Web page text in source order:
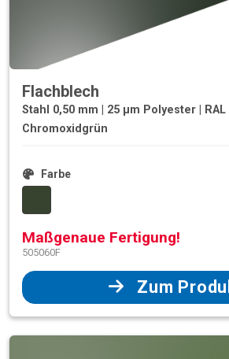
Flachblech
Stahl 0,50 mm | 25 µm Polyester | RAL
Chromoxidgrün
Farbe
Maßgenaue Fertigung!
505060F
Zum